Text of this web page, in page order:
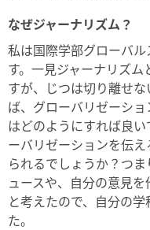
なぜジャーナリズム？
私は国際学部グローバ
す。一見ジャーナリズ
すが、じつは切り離せ
ば、グローバリゼーシ
はどのようにすれば良
ーバリゼーションを伝
られるでしょうか？つ
ュースや、自分の意見
と考えたので、自分の
た。